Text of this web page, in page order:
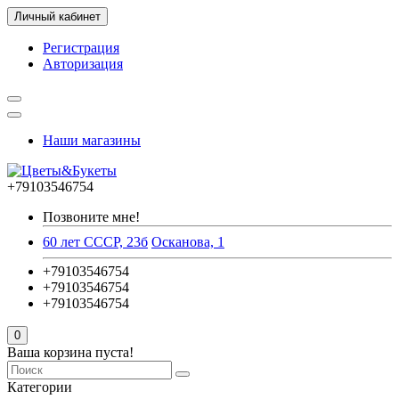
Личный кабинет
Регистрация
Авторизация
Наши магазины
+79103546754
Позвоните мне!
60 лет СССР, 23б Осканова, 1
+79103546754
+79103546754
+79103546754
0
Ваша корзина пуста!
Категории